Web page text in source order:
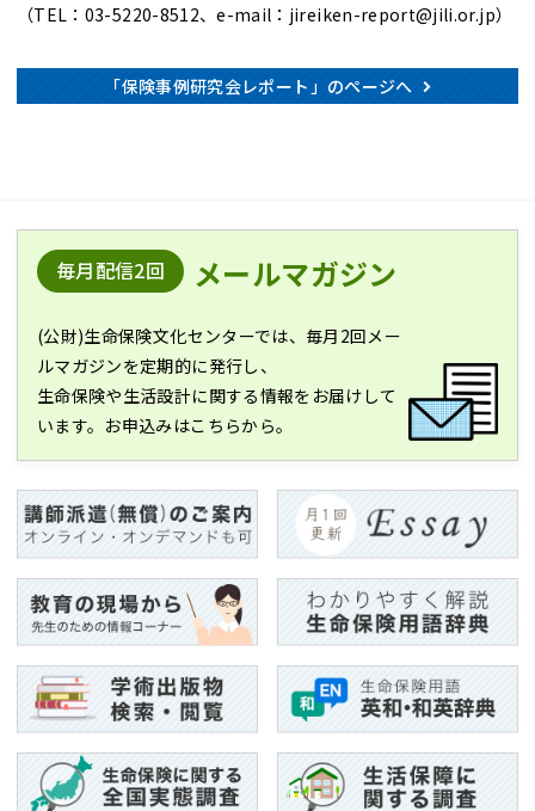
（TEL： 03-5220-8512、e-mail： jireiken-report@jili.or.jp）
「保険事例研究会レポート」のページへ
毎月配信2回 メールマガジン
(公財)生命保険文化センターでは、毎月2回メー
ルマガジンを定期的に発行し、
生命保険や生活設計に関する情報をお届けして
います。お申込みはこちらから。